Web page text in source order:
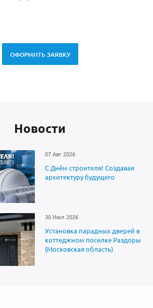
ОФОРМИТЬ ЗАЯВКУ
Новоcти
07 Авг 2026
С Днём строителя! Создавая
архитектуру будущего
30 Июл 2026
Установка парадных дверей в
коттеджном поселке Раздоры
(Московская область)